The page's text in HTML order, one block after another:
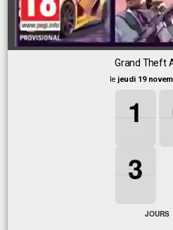
Grand Theft
le jeudi 19
1
1
1
1
3
3
3
3
JOURS